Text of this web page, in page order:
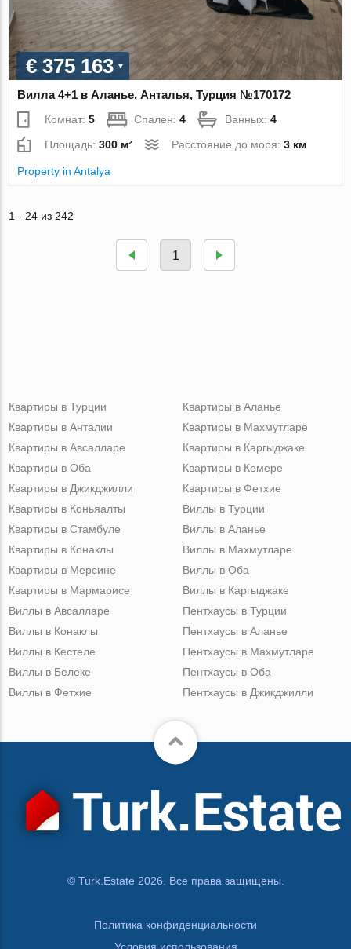
€ 375 163
Вилла 4+1 в Аланье, Анталья, Турция №170172
Комнат:5 Спален:4 Ванных:4
Площадь:300 м² Расстояние до моря:3 км
Property in Antalya
1 - 24 из 242
1
Квартиры в Турции
Квартиры в Анталии
Квартиры в Авсалларе
Квартиры в Оба
Квартиры в Джикджилли
Квартиры в Аланье
Квартиры в Махмутларе
Квартиры в Каргыджаке
Квартиры в Кемере
Квартиры в Фетхие
Квартиры в Коньяалты
Квартиры в Стамбуле
Квартиры в Конаклы
Квартиры в Мерсине
Квартиры в Мармарисе
Виллы в Турции
Виллы в Аланье
Виллы в Махмутларе
Виллы в Оба
Виллы в Каргыджаке
Виллы в Авсалларе
Виллы в Конаклы
Виллы в Кестеле
Виллы в Белеке
Виллы в Фетхие
Пентхаусы в Турции
Пентхаусы в Аланье
Пентхаусы в Махмутларе
Пентхаусы в Оба
Пентхаусы в Джикджилли
© Turk.Estate 2026. Все права защищены.
Политика конфиденциальности
Условия использования